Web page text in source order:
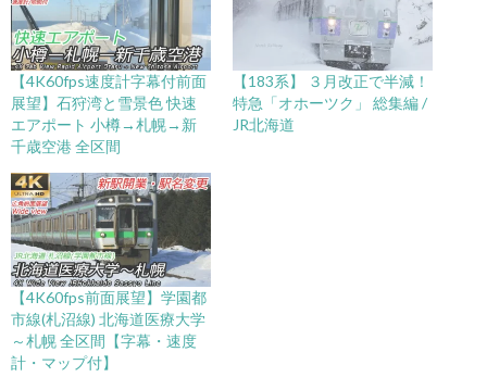
【4K60fps速度計字幕付前面
展望】石狩湾と雪景色 快速
エアポート 小樽→札幌→新
千歳空港 全区間
【183系】 ３月改正で半減！
特急「オホーツク」 総集編 /
JR北海道
【4K60fps前面展望】学園都
市線(札沼線) 北海道医療大学
～札幌 全区間【字幕・速度
計・マップ付】